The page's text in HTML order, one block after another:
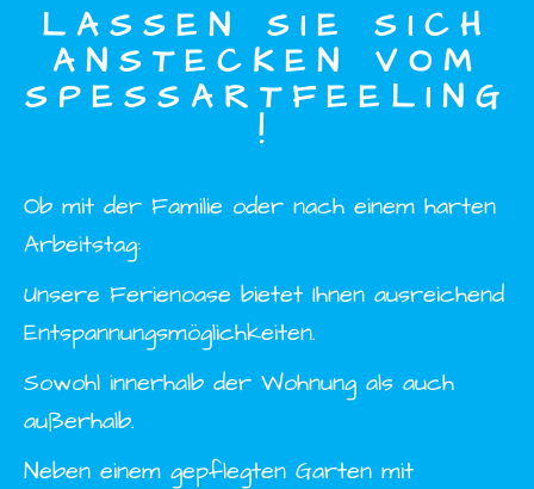
LASSEN SIE SICH
ANSTECKEN VOM
SPESSARTFEELING
!
Ob mit der Familie oder nach einem harten
Arbeitstag:
Unsere Ferienoase bietet Ihnen ausreichend
Entspannungsmöglichkeiten.
Sowohl innerhalb der Wohnung als auch
außerhalb.
Neben einem gepflegten Garten mit